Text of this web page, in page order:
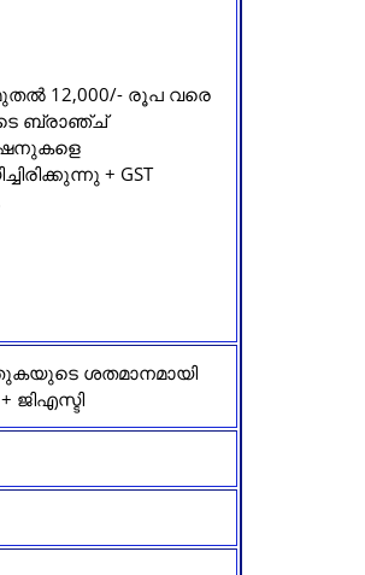
12,000/- രൂപ വരെ
ബ്രാഞ്ച്
+ GST
ശതമാനമായി
ജിഎസ്ടി